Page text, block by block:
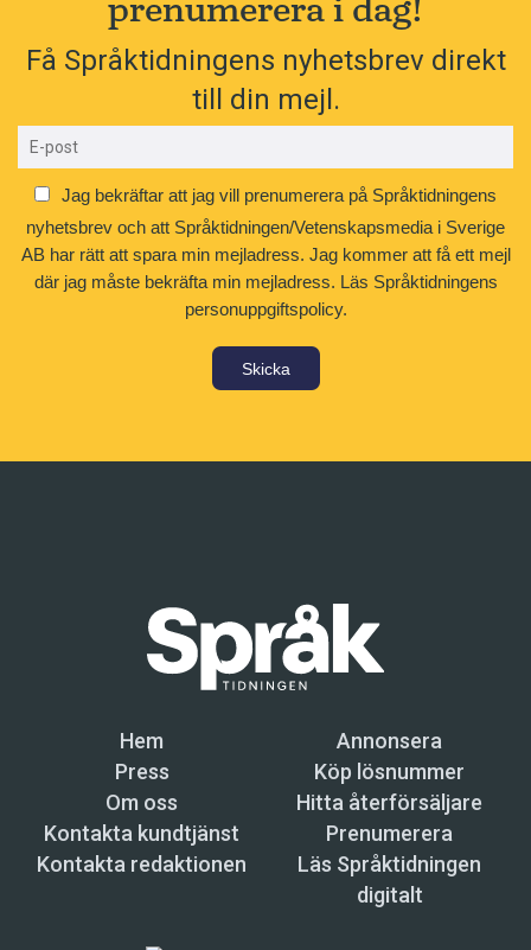
prenumerera i dag!
Få Språktidningens nyhetsbrev direkt
till din mejl.
Jag bekräftar att jag vill prenumerera på Språktidningens
nyhetsbrev och att Språktidningen/Vetenskapsmedia i Sverige
AB har rätt att spara min mejladress. Jag kommer att få ett mejl
där jag måste bekräfta min mejladress. Läs Språktidningens
personuppgiftspolicy.
Skicka
Hem
Annonsera
Press
Köp lösnummer
Om oss
Hitta återförsäljare
Kontakta kundtjänst
Prenumerera
Kontakta redaktionen
Läs Språktidningen
digitalt